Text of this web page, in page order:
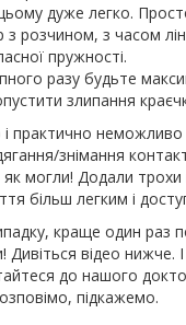
дуже легко.
з розчином, з часом
пружності.
разу будьте
злипання
практично
знімання
могли! Додали
більш легким і
краще один раз
Дивіться відео
до нашого
підкажемо.